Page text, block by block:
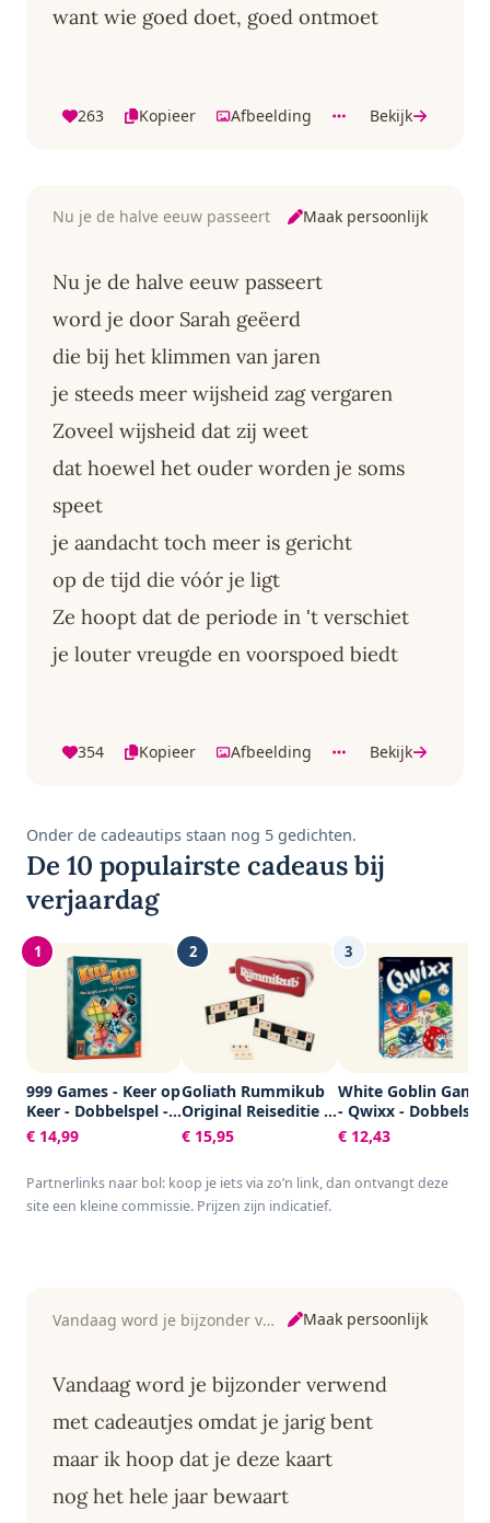
want wie goed doet, goed ontmoet
263 Kopieer Afbeelding Bekijk
Nu je de halve eeuw passeert Maak persoonlijk
Nu je de halve eeuw passeert
word je door Sarah geëerd
die bij het klimmen van jaren
je steeds meer wijsheid zag vergaren
Zoveel wijsheid dat zij weet
dat hoewel het ouder worden je soms
speet
je aandacht toch meer is gericht
op de tijd die vóór je ligt
Ze hoopt dat de periode in 't verschiet
je louter vreugde en voorspoed biedt
354 Kopieer Afbeelding Bekijk
Onder de cadeautips staan nog 5 gedichten.
De 10 populairste cadeaus bij
verjaardag
1
999 Games - Keer op
Keer - Dobbelspel -
Hét dobbelspel voor
het hele gezin -
Familiespel -
Educatief spel -
€ 14,99
2
Goliath Rummikub
Original Reiseditie -
Bordspel - Inclusief
Tasje
€ 15,95
3
White Goblin
- Qwixx -
- 2 tot 5 spelers -
Voor de hele familie
Klein cadeautje
€ 12,43
Partnerlinks naar bol: koop je iets via zo’n link, dan ontvangt deze
site een kleine commissie. Prijzen zijn indicatief.
Vandaag word je bijzonder verwend Maak persoonlijk
Vandaag word je bijzonder verwend
met cadeautjes omdat je jarig bent
maar ik hoop dat je deze kaart
nog het hele jaar bewaart